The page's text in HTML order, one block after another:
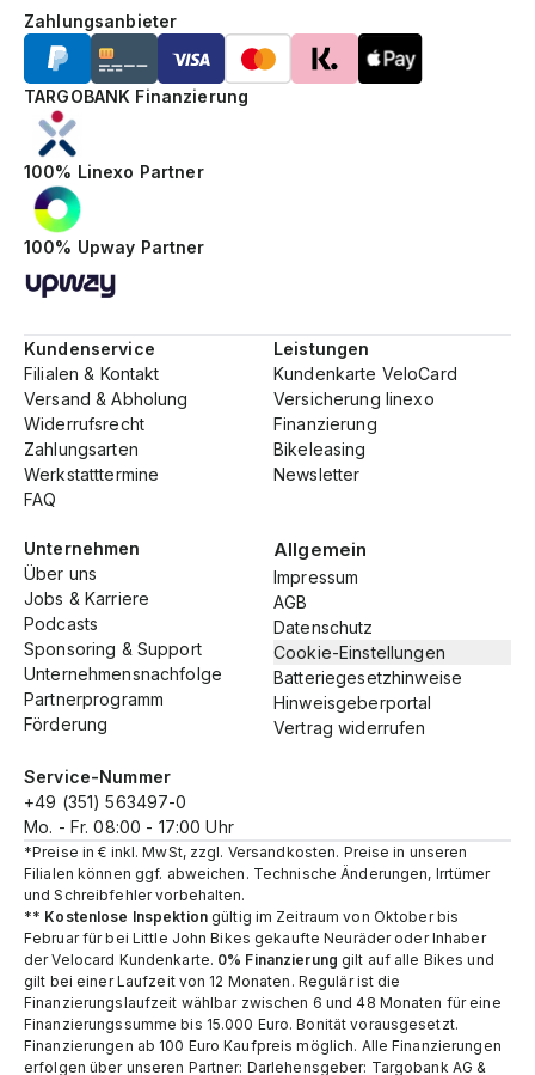
100% Upway Partner
100% Linexo Partner
TARGOBANK Finanzierung
Zahlungsanbieter
Service-Nummer
+49 (351) 563497-0
Mo. - Fr. 08:00 - 17:00 Uhr
Kundenservice
Filialen & Kontakt
Versand & Abholung
Widerrufsrecht
Zahlungsarten
Werkstatttermine
FAQ
Leistungen
Kundenkarte VeloCard
Versicherung linexo
Finanzierung
Bikeleasing
Newsletter
Unternehmen
Über uns
Jobs & Karriere
Podcasts
Sponsoring & Support
Unternehmensnachfolge
Partnerprogramm
Förderung
Allgemein
Impressum
AGB
Datenschutz
Cookie-Einstellungen
Batteriegesetzhinweise
Hinweisgeberportal
Vertrag widerrufen
*Preise in € inkl. MwSt, zzgl. Versandkosten. Preise in unseren
Filialen können ggf. abweichen. Technische Änderungen, Irrtümer
und Schreibfehler vorbehalten.
** Kostenlose Inspektiongültig im Zeitraum von Oktober bis
Februar für bei Little John Bikes gekaufte Neuräder oder Inhaber
der Velocard Kundenkarte. 0% Finanzierung gilt auf alle Bikes und
gilt bei einer Laufzeit von 12 Monaten. Regulär ist die
Finanzierungslaufzeit wählbar zwischen 6 und 48 Monaten für eine
Finanzierungssumme bis 15.000 Euro. Bonität vorausgesetzt.
Finanzierungen ab 100 Euro Kaufpreis möglich. Alle Finanzierungen
erfolgen über unseren Partner: Darlehensgeber: Targobank AG &